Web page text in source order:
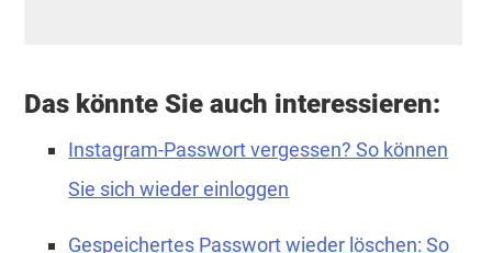
Das könnte Sie auch interessieren:
Instagram-Passwort vergessen? So können
Sie sich wieder einloggen
Gespeichertes Passwort wieder löschen: So